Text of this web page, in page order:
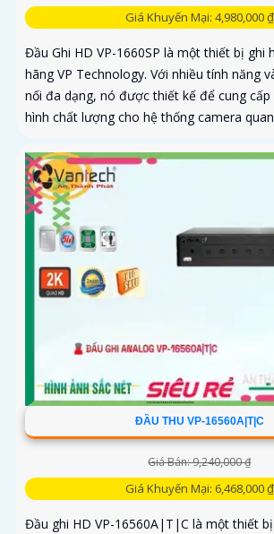
Giá Khuyến Mại: 4,980,000 ₫
Đầu Ghi HD VP-1660SP là một thiết bị ghi
hãng VP Technology. Với nhiều tính năng
nối đa dạng, nó được thiết kế để cung cấp
hình chất lượng cho hệ thống camera
ĐẦU THU VP-16560A|T|C
Giá Bán: 9,240,000 ₫
Giá Khuyến Mại: 6,468,000 ₫
Đầu ghi HD VP-16560A|T|C là một thiết bị